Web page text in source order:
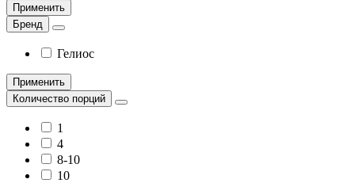
Применить
Бренд
Гелиос
Применить
Количество порций
1
4
8-10
10